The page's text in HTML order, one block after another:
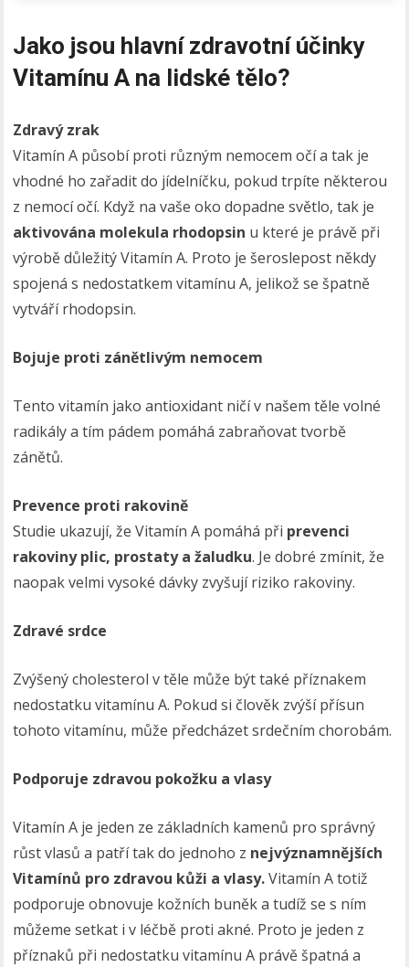
Jako jsou hlavní zdravotní účinky
Vitamínu A na lidské tělo?
Zdravý zrak
Vitamín A působí proti různým nemocem očí a tak je
vhodné ho zařadit do jídelníčku, pokud trpíte některou
z nemocí očí. Když na vaše oko dopadne světlo, tak je
aktivována molekula rhodopsin u které je právě při
výrobě důležitý Vitamín A. Proto je šeroslepost někdy
spojená s nedostatkem vitamínu A, jelikož se špatně
vytváří rhodopsin.
Bojuje proti zánětlivým nemocem
Tento vitamín jako antioxidant ničí v našem těle volné
radikály a tím pádem pomáhá zabraňovat tvorbě
zánětů.
Prevence proti rakovině
Studie ukazují, že Vitamín A pomáhá při prevenci
rakoviny plic, prostaty a žaludku. Je dobré zmínit, že
naopak velmi vysoké dávky zvyšují riziko rakoviny.
Zdravé srdce
Zvýšený cholesterol v těle může být také příznakem
nedostatku vitamínu A. Pokud si člověk zvýší přísun
tohoto vitamínu, může předcházet srdečním chorobám.
Podporuje zdravou pokožku a vlasy
Vitamín A je jeden ze základních kamenů pro správný
růst vlasů a patří tak do jednoho z nejvýznamnějších
Vitamínů pro zdravou kůži a vlasy.Vitamín A totiž
podporuje obnovuje kožních buněk a tudíž se s ním
můžeme setkat i v léčbě proti akné. Proto je jeden z
příznaků při nedostatku vitamínu A právě špatná a